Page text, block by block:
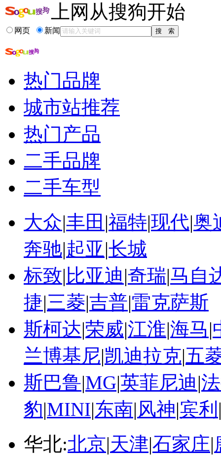
13-11-05
2013名城汽车巡展 桂林站精彩收官(多图)
13-10-30
2013名城巡展:江淮汽车玉林开启＂5＂时代
13-09-272013名城巡展 长安汽车石嘴山站创下佳绩
相关推荐
2013秋季百强
房地产巡展活动方案
汽车巡展活动
工地现场照片
楼盘巡展总结
上网从搜狗开始
网页 新闻
热门品牌
城市站推荐
热门产品
二手品牌
二手车型
大众|丰田 |福特|现代|奥
奔驰|起亚|长城
标致| 比亚迪|奇瑞|马自
捷|三菱|吉普|雷克萨斯
斯柯达|荣威|江淮|海马|
兰博基尼|凯迪拉克|五
斯巴鲁|MG|英菲尼迪|
豹|MINI|东南|风神|宾利
华北:北京|天津|石家庄|